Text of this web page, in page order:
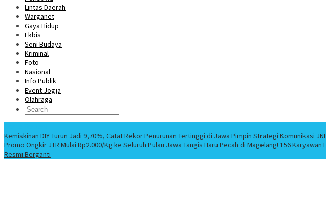
Lintas Daerah
Warganet
Gaya Hidup
Ekbis
Seni Budaya
Kriminal
Foto
Nasional
Info Publik
Event Jogja
Olahraga
Kemiskinan DIY Turun Jadi 9,70%, Catat Rekor Penurunan Tertinggi di Jawa Pimpin Strategi Komunikasi
Promo Ongkir JTR Mulai Rp2.000/Kg ke Seluruh Pulau Jawa Tangis Haru Pecah di Magelang! 156
Resmi Berganti